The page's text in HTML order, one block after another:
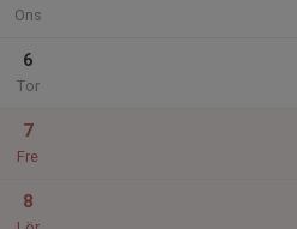
Ons
6
Tor
7
Fre
8